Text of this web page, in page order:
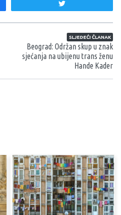
SLJEDEĆI ČLANAK
Beograd: Održan skup u znak
sjećanja na ubijenu trans ženu
Hande Kader